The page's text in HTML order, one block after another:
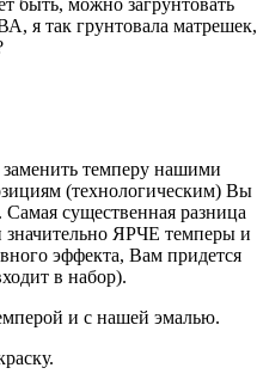
я так грунтовала матрешек,
темперу нашими
(технологическим) Вы
существенная разница
значительно ЯРЧЕ темперы и
эффекта, Вам придется
в набор).
и с нашей эмалью.